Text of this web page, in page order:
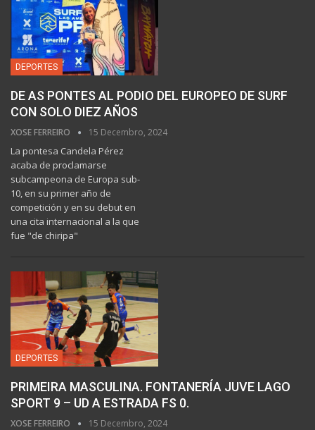
DEPORTES
DE AS PONTES AL PODIO DEL EUROPEO DE SURF
CON SOLO DIEZ AÑOS
XOSE FERREIRO 15 Decembro, 2024
La pontesa Candela Pérez
acaba de proclamarse
subcampeona de Europa sub-
10, en su primer año de
competición y en su debut en
una cita internacional a la que
fue "de chiripa"
DEPORTES
PRIMEIRA MASCULINA. FONTANERÍA JUVE LAGO
SPORT 9 – UD A ESTRADA FS 0.
XOSE FERREIRO 15 Decembro, 2024